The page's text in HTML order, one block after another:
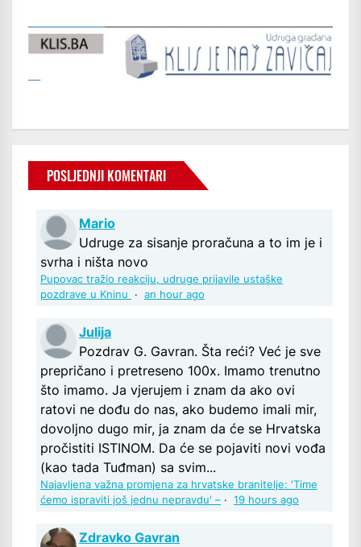
POSLJEDNJI KOMENTARI
Mario
Udruge za sisanje proračuna a to im je i
svrha i ništa novo
Pupovac tražio reakciju, udruge prijavile ustaške
pozdrave u Kninu
· an hour ago
Julija
Pozdrav G. Gavran. Šta reći? Već je sve
prepričano i pretreseno 100x. Imamo trenutno
što imamo. Ja vjerujem i znam da ako ovi
ratovi ne dođu do nas, ako budemo imali mir,
dovoljno dugo mir, ja znam da će se Hrvatska
pročistiti ISTINOM. Da će se pojaviti novi vođa
(kao tada Tuđman) sa svim...
Najavljena važna promjena za hrvatske branitelje: 'Time
ćemo ispraviti još jednu nepravdu' – · 19 hours ago
Zdravko Gavran